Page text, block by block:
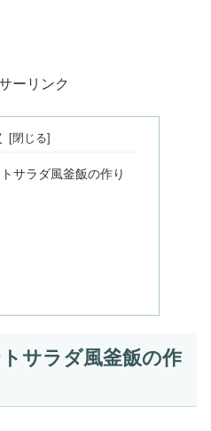
ーリンク
サラダ風釜飯の作り
サラダ風釜飯の作